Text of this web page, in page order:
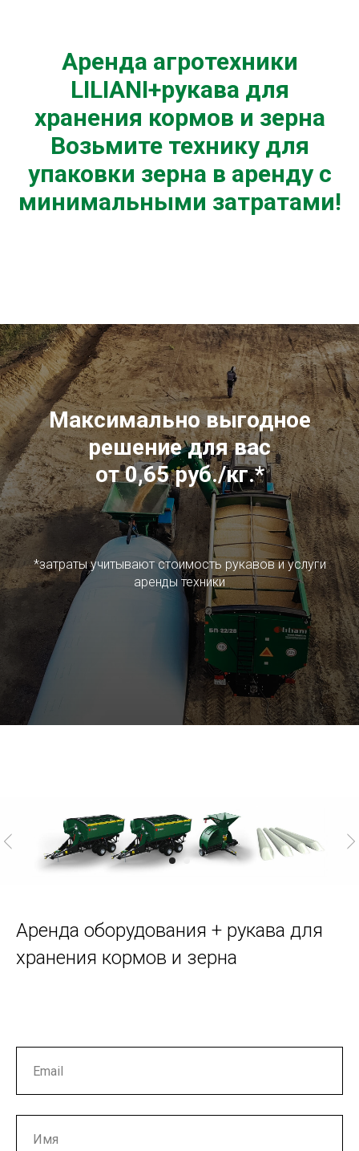
Аренда агротехники
LILIANI+рукава для
хранения кормов и зерна
Возьмите технику для
упаковки зерна в аренду с
минимальными затратами!
Максимально выгодное
решение для вас
от 0,65 руб./кг.*
*затраты учитывают стоимость рукавов и услуги
аренды техники
Аренда оборудования + рукава для
хранения кормов и зерна